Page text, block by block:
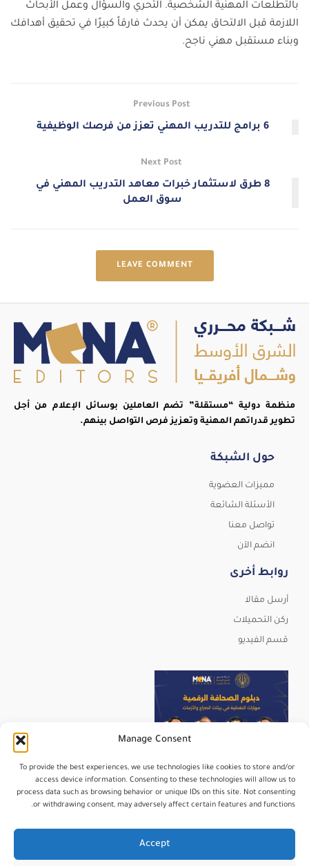
Manage Consent
To provide the best experiences, we use technologies like cookies to store and/or
access device information. Consenting to these technologies will allow us to
process data such as browsing behavior or unique IDs on this site. Not consenting
or withdrawing consent, may adversely affect certain features and functions.
Accept
بالتطلعات المهنية الشخصية. التحري والسؤال وعمل الأبحاث
اللازمة قبل الالتحاق يمكن أن يحدث فارقاً كبيرًا في تحقيق أهدافك
وبناء مستقبل مهني ناجح.
Previous Post
6 برامج للتدريب المهني تعزز من فرصك الوظيفية
Next Post
8 طرق لاستثمار خبرات معاهد التدريب المهني في
سوق العمل
LEAVE COMMENT
منظمة دولية “مستقلة” تضم العاملين بوسائل الإعلام من أجل
تطوير قدراتهم المهنية وتعزيز فرص التواصل بينهم.
حول الشبكة
مميزات العضوية
الأسئلة الشائعة
تواصل معنا
انضم الآن
روابط أخرى
أرسل مقالا
ركن التحميلات
قسم الفيديو
عرض المزيد تابعنا على Instagram